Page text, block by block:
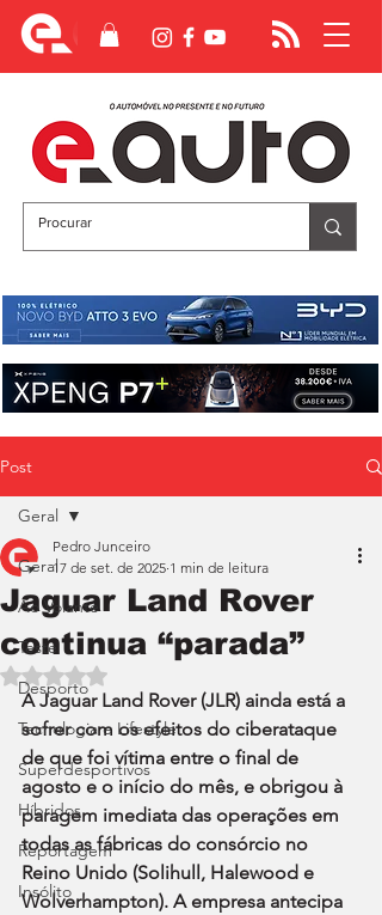
Post
Geral
Ao Volante
Teste
Desporto
Tecnologia e Lifestyle
Superdesportivos
Híbridos
Reportagem
Insólito
Geral
Jaguar Land Rover
continua “parada”
Pedro Junceiro
17 de set. de 2025 1 min de leitura
Avaliado com NaN de 5 estrelas.
A Jaguar Land Rover (JLR) ainda está a
sofrer com os efeitos do ciberataque
de que foi vítima entre o final de
agosto e o início do mês, e obrigou à
paragem imediata das operações em
todas as fábricas do consórcio no
Reino Unido (Solihull, Halewood e
Wolverhampton). A empresa antecipa